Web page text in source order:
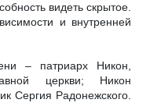
видеть скрытое.
и внутренней
– патриарх Никон,
церкви; Никон
Сергия Радонежского.